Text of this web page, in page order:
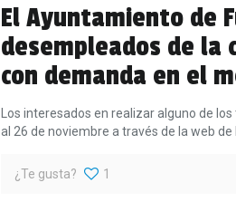
El Ayuntamiento de
desempleados de la
con demanda en el
Los interesados en realizar alguno de
al 26 de noviembre a través de la web de
¿Te gusta? 1